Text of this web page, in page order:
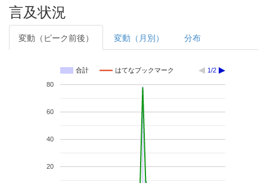
言及状況
変動（ピーク前後） 変動（月別） 分布
合計 はてなブックマーク 1/2
20
40
60
80